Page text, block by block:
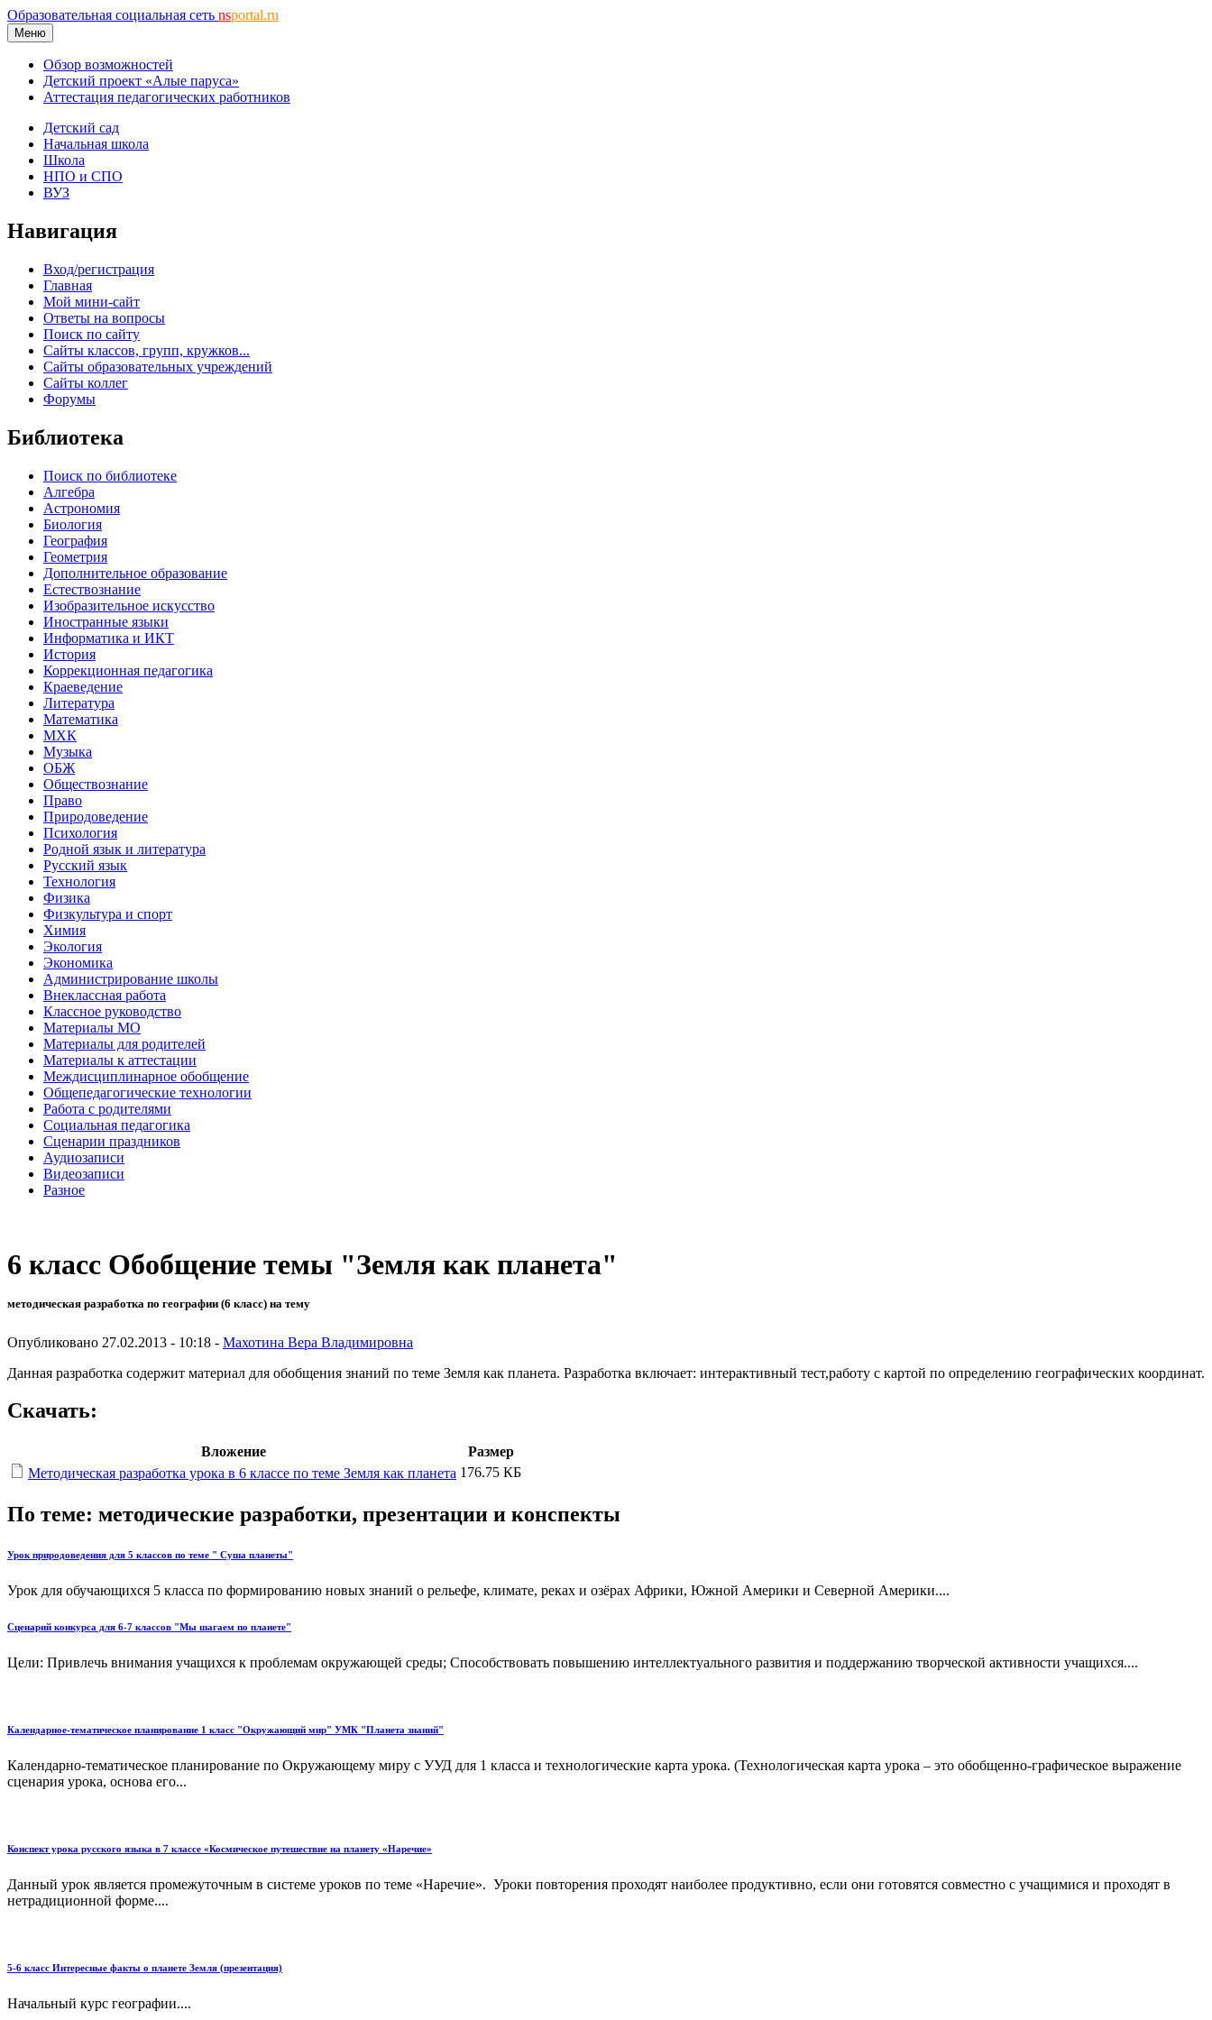
Образовательная социальная сеть nsportal.ru
Меню
Обзор возможностей
Детский проект «Алые паруса»
Аттестация педагогических работников
Детский сад
Начальная школа
Школа
НПО и СПО
ВУЗ
Навигация
Вход/регистрация
Главная
Мой мини-сайт
Ответы на вопросы
Поиск по сайту
Сайты классов, групп, кружков...
Сайты образовательных учреждений
Сайты коллег
Форумы
Библиотека
Поиск по библиотеке
Алгебра
Астрономия
Биология
География
Геометрия
Дополнительное образование
Естествознание
Изобразительное искусство
Иностранные языки
Информатика и ИКТ
История
Коррекционная педагогика
Краеведение
Литература
Математика
МХК
Музыка
ОБЖ
Обществознание
Право
Природоведение
Психология
Родной язык и литература
Русский язык
Технология
Физика
Физкультура и спорт
Химия
Экология
Экономика
Администрирование школы
Внеклассная работа
Классное руководство
Материалы МО
Материалы для родителей
Материалы к аттестации
Междисциплинарное обобщение
Общепедагогические технологии
Работа с родителями
Социальная педагогика
Сценарии праздников
Аудиозаписи
Видеозаписи
Разное
6 класс Обобщение темы "Земля как планета"
методическая разработка по географии (6 класс) на тему
Опубликовано 27.02.2013 - 10:18 - Махотина Вера Владимировна
Данная разработка содержит материал для обобщения знаний по теме Земля как планета. Разработка включает: интерактивный тест,работу с картой по определению географических координат.
Скачать:
Вложение
Размер
Методическая разработка урока в 6 классе по теме Земля как планета 176.75 КБ
По теме: методические разработки, презентации и конспекты
Урок природоведения для 5 классов по теме " Суша планеты"
Урок для обучающихся 5 класса по формированию новых знаний о рельефе, климате, реках и озёрах Африки, Южной Америки и Северной Америки....
Сценарий конкурса для 6-7 классов "Мы шагаем по планете"
Цели: Привлечь внимания учащихся к проблемам окружающей среды; Способствовать повышению интеллектуального развития и поддержанию творческой активности учащихся....
Календарное-тематическое планирование 1 класс "Окружающий мир" УМК "Планета знаний"
Календарно-тематическое планирование по Окружающему миру с УУД для 1 класса и технологические карта урока. (Технологическая карта урока – это обобщенно-графическое выражение
сценария урока, основа его...
Конспект урока русского языка в 7 классе «Космическое путешествие на планету «Наречие»
Данный урок является промежуточным в системе уроков по теме «Наречие». Уроки повторения проходят наиболее продуктивно, если они готовятся совместно с учащимися и проходят в
нетрадиционной форме....
5-6 класс Интересные факты о планете Земля (презентация)
Начальный курс географии....